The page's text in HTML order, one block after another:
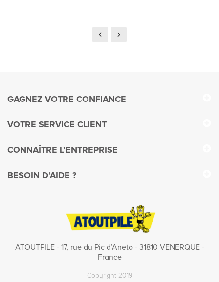
GAGNEZ VOTRE CONFIANCE
VOTRE SERVICE CLIENT
CONNAÎTRE L’ENTREPRISE
BESOIN D’AIDE ?
ATOUTPILE - 17, rue du Pic d’Aneto - 31810 VENERQUE -
France
Copyright 2019